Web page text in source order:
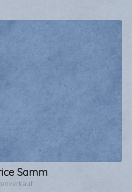
Samm